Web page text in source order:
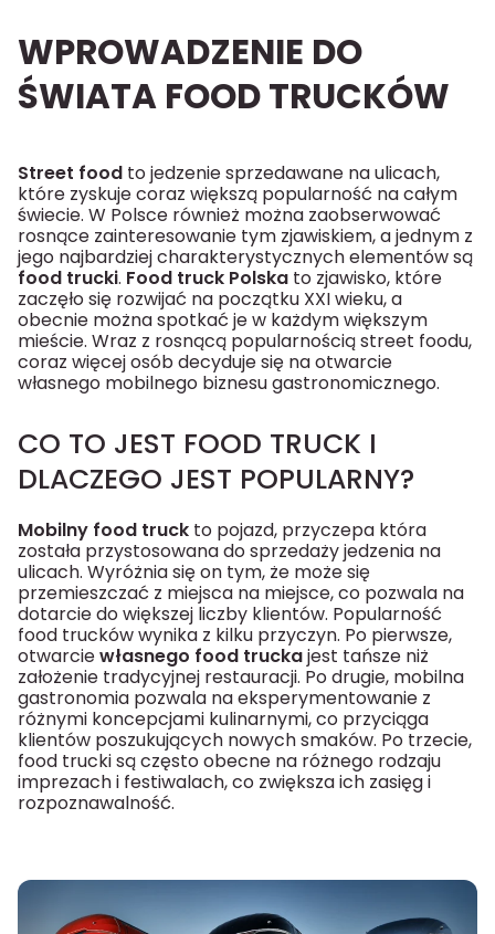
WPROWADZENIE DO
ŚWIATA FOOD TRUCKÓW
Street food to jedzenie sprzedawane na ulicach,
które zyskuje coraz większą popularność na całym
świecie. W Polsce również można zaobserwować
rosnące zainteresowanie tym zjawiskiem, a jednym z
jego najbardziej charakterystycznych elementów są
food trucki. Food truck Polska to zjawisko, które
zaczęło się rozwijać na początku XXI wieku, a
obecnie można spotkać je w każdym większym
mieście. Wraz z rosnącą popularnością street foodu,
coraz więcej osób decyduje się na otwarcie
własnego mobilnego biznesu gastronomicznego.
CO TO JEST FOOD TRUCK I
DLACZEGO JEST POPULARNY?
Mobilny food truck to pojazd, przyczepa która
została przystosowana do sprzedaży jedzenia na
ulicach. Wyróżnia się on tym, że może się
przemieszczać z miejsca na miejsce, co pozwala na
dotarcie do większej liczby klientów. Popularność
food trucków wynika z kilku przyczyn. Po pierwsze,
otwarciewłasnego food truckajest tańsze niż
założenie tradycyjnej restauracji. Po drugie, mobilna
gastronomia pozwala na eksperymentowanie z
różnymi koncepcjami kulinarnymi, co przyciąga
klientów poszukujących nowych smaków. Po trzecie,
food trucki są często obecne na różnego rodzaju
imprezach i festiwalach, co zwiększa ich zasięg i
rozpoznawalność.